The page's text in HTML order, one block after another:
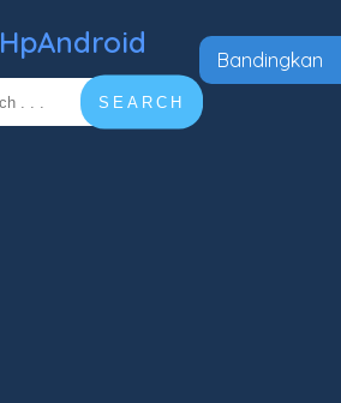
HpAndroid
SEARCH
Bandingkan